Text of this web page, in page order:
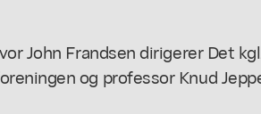
John Frandsen dirigerer Det
og professor Knud